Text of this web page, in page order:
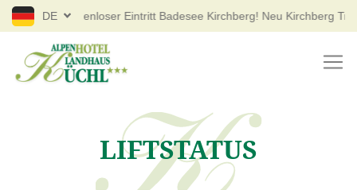
DEKostenloser Eintritt Badesee Kirchberg! Neu Kirchberg
LIFTSTATUS